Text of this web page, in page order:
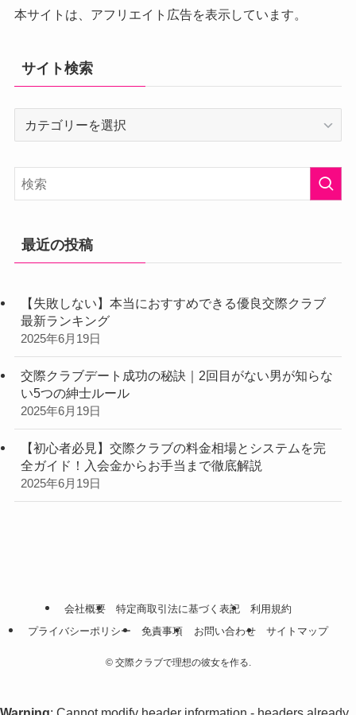
本サイトは、アフリエイト広告を表示しています。
サイト検索
検
索
最近の投稿
【失敗しない】本当におすすめできる優良交際クラブ
最新ランキング
2025年6月19日
交際クラブデート成功の秘訣｜2回目がない男が知らな
い5つの紳士ルール
2025年6月19日
【初心者必見】交際クラブの料金相場とシステムを完
全ガイド！入会金からお手当まで徹底解説
2025年6月19日
会社概要 特定商取引法に基づく表記
利用規約
プライバシーポリシー
免責事項 お問い合わせ サイトマップ
©交際クラブで理想の彼女を作る.